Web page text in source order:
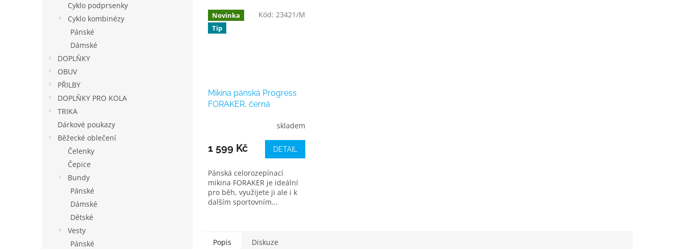
Cyklo podprsenky
Cyklo kombinézy
Pánské
Dámské
DOPLŇKY
OBUV
PŘILBY
DOPLŇKY PRO KOLA
TRIKA
Dárkové poukazy
Běžecké oblečení
Čelenky
Čepice
Bundy
Pánské
Dámské
Dětské
Vesty
Pánské
Novinka
Tip
Mikina pánská Progress
FORAKER, černá
skladem
1 599 Kč DETAIL
Pánská celorozepínací
mikina FORAKER je ideální
pro běh, využijete ji ale i k
dalším sportovním...
Kód: 23421/M
Popis Diskuze